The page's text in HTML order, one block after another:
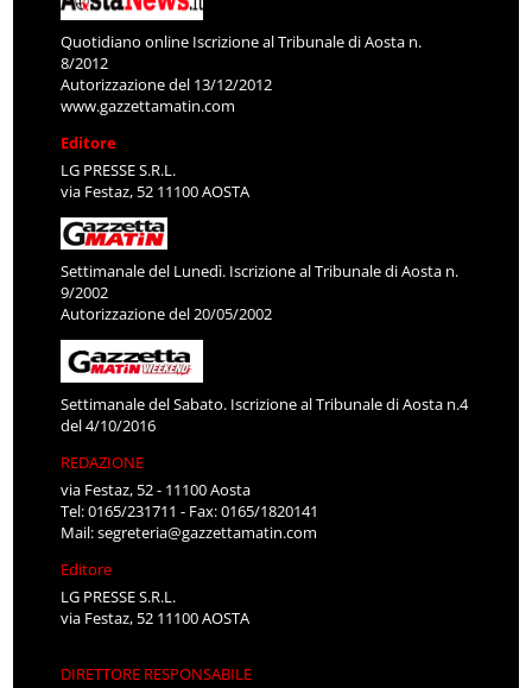
Quotidiano online Iscrizione al Tribunale di Aosta n.
8/2012
Autorizzazione del 13/12/2012
www.gazzettamatin.com
Editore
LG PRESSE S.R.L.
via Festaz, 52 11100 AOSTA
Settimanale del Lunedì. Iscrizione al Tribunale di Aosta n.
9/2002
Autorizzazione del 20/05/2002
Settimanale del Sabato. Iscrizione al Tribunale di Aosta n.4
del 4/10/2016
REDAZIONE
via Festaz, 52 - 11100 Aosta
Tel: 0165/231711 - Fax: 0165/1820141
Mail:segreteria@gazzettamatin.com
Editore
LG PRESSE S.R.L.
via Festaz, 52 11100 AOSTA
DIRETTORE RESPONSABILE